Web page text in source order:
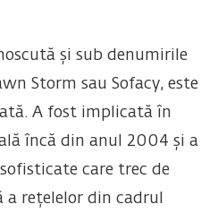
și sub denumirile
Storm sau Sofacy, este
A fost implicată în
încă din anul 2004 și a
care trec de
rețelelor din cadrul